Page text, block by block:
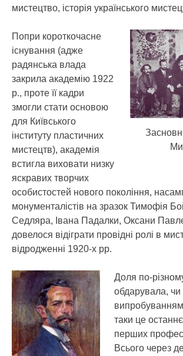
мистецтво, історія українського
Попри короткочасне
існування (адже
радянська влада
закрила академію 1922
р., проте її кадри
змогли стати основою
для Київського
інституту пластичних
мистецтв), академія
встигла виховати низку
яскравих творчих
особистостей нового покоління,
монументалістів на зразок Тимофія
Седляра, Івана Падалки, Оксани
довелося відіграти провідні ролі в
відродженні 1920-х рр.
Доля по-
обдарувала, чи
таки це
перших
Всього через